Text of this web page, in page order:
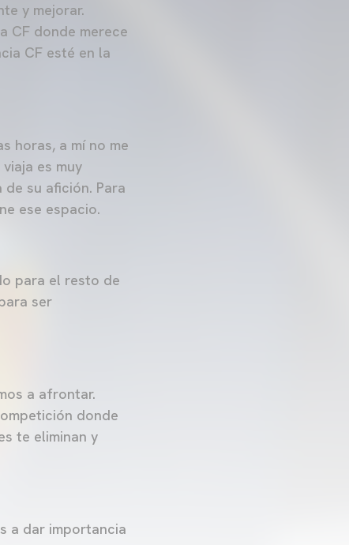
y mejorar.
CF donde merece
CF esté en la
horas, a mí no me
es muy
su afición. Para
ese espacio.
para el resto de
ser
a afrontar.
donde
te eliminan y
a dar importancia